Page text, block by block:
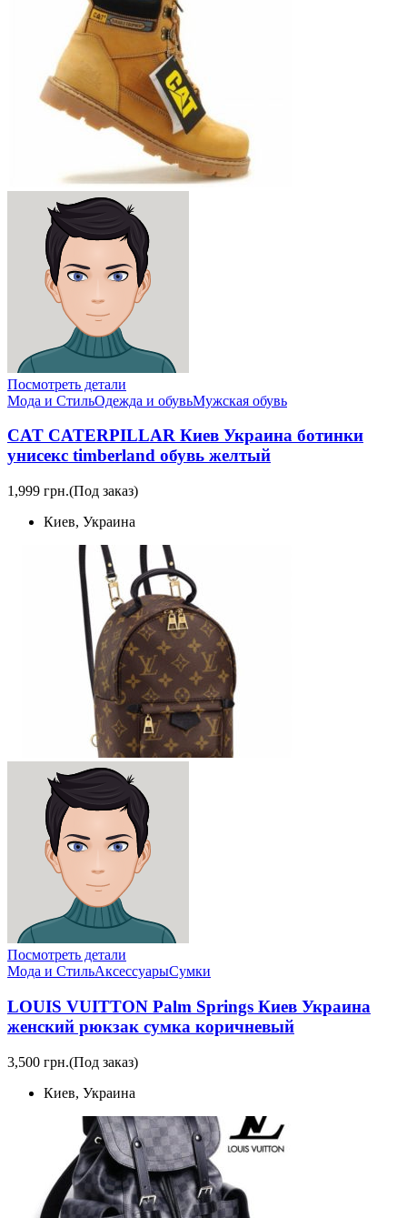
Посмотреть детали
Мода и СтильОдежда и обувьМужская обувь
CAT CATERPILLAR Киев Украина ботинки
унисекс timberland обувь желтый
1,999 грн.(Под заказ)
Киев, Украина
Посмотреть детали
Мода и СтильАксессуарыСумки
LOUIS VUITTON Palm Springs Киев Украина
женский рюкзак сумка коричневый
3,500 грн.(Под заказ)
Киев, Украина